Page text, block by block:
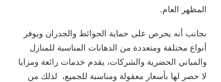
المظهر العام.
بجانب أنه يحرص على حماية الحوائط والجدران ويوفر
أنواع مختلفة ومتعددة من الدهانات المناسبة للمنازل
والمباني الحضرية والشركات، يقدم خدمات رائعة ومزايا
لا حصر لها بأسعار معقولة ومناسبة للجميع، لذلك من